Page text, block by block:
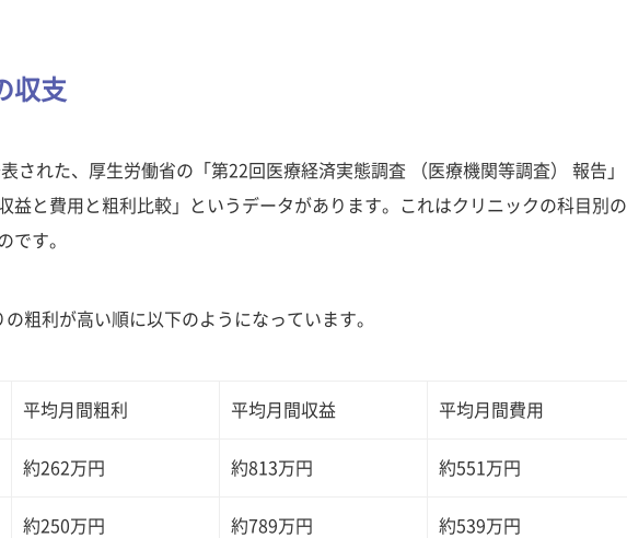
収支
された、厚生労働省の「第22回医療経済実態調査 （医療機関等調査） 報告」
益と費用と粗利比較」というデータがあります。これはクリニックの科目別の
です。
粗利が高い順に以下のようになっています。
平均月間粗利 平均月間収益 平均月間費用
約262万円 約813万円 約551万円
約250万円 約789万円 約539万円